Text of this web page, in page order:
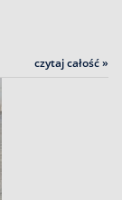
czytaj całość »